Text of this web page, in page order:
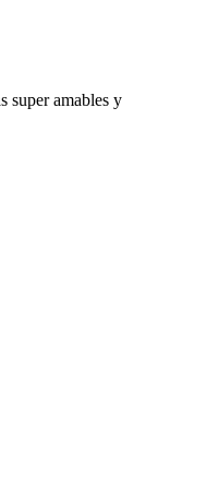
super amables y